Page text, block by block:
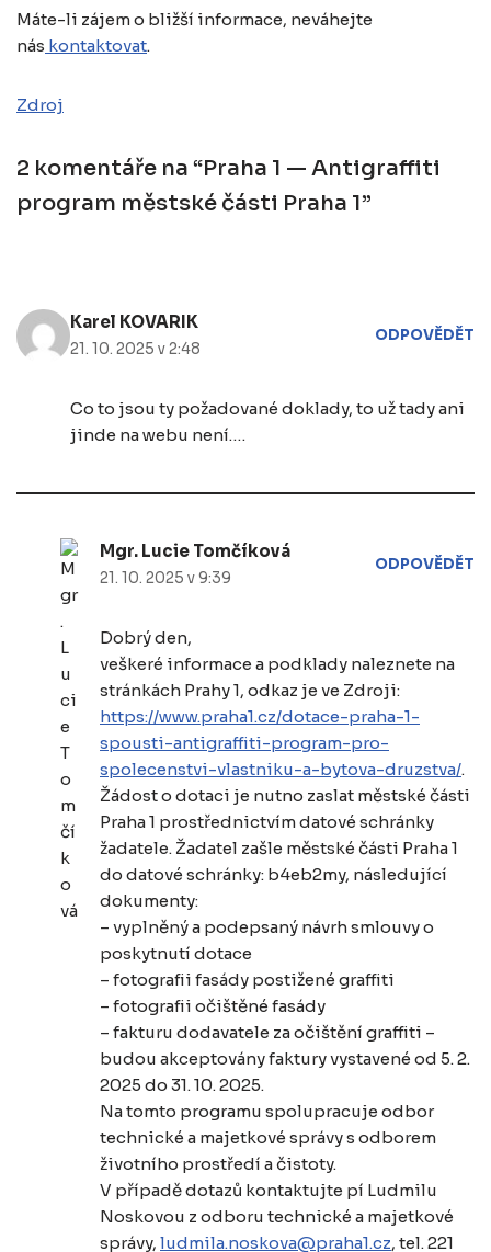
Máte-li zájem o bližší informace, neváhejte
nás kontaktovat.
Zdroj
2 komentáře na “Praha 1 — Antigraffiti
program městské části Praha 1”
Karel KOVARIK
21. 10. 2025 v 2:48
ODPOVĚDĚT
Co to jsou ty požadované doklady, to už tady ani
jinde na webu není.…
Mgr. Lucie Tomčíková
21. 10. 2025 v 9:39
ODPOVĚDĚT
Dobrý den,
veškeré informace a podklady naleznete na
stránkách Prahy 1, odkaz je ve Zdroji:
https://www.praha1.cz/dotace-praha-1-
spousti-antigraffiti-program-pro-
spolecenstvi-vlastniku-a-bytova-druzstva/.
Žádost o dotaci je nutno zaslat městské části
Praha 1 prostřednictvím datové schránky
žadatele. Žadatel zašle městské části Praha 1
do datové schránky: b4eb2my, následující
dokumenty:
– vyplněný a podepsaný návrh smlouvy o
poskytnutí dotace
– fotografii fasády postižené graffiti
– fotografii očištěné fasády
– fakturu dodavatele za očištění graffiti –
budou akceptovány faktury vystavené od 5. 2.
2025 do 31. 10. 2025.
Na tomto programu spolupracuje odbor
technické a majetkové správy s odborem
životního prostředí a čistoty.
V případě dotazů kontaktujte pí Ludmilu
Noskovou z odboru technické a majetkové
správy, ludmila.noskova@praha1.cz, tel. 221